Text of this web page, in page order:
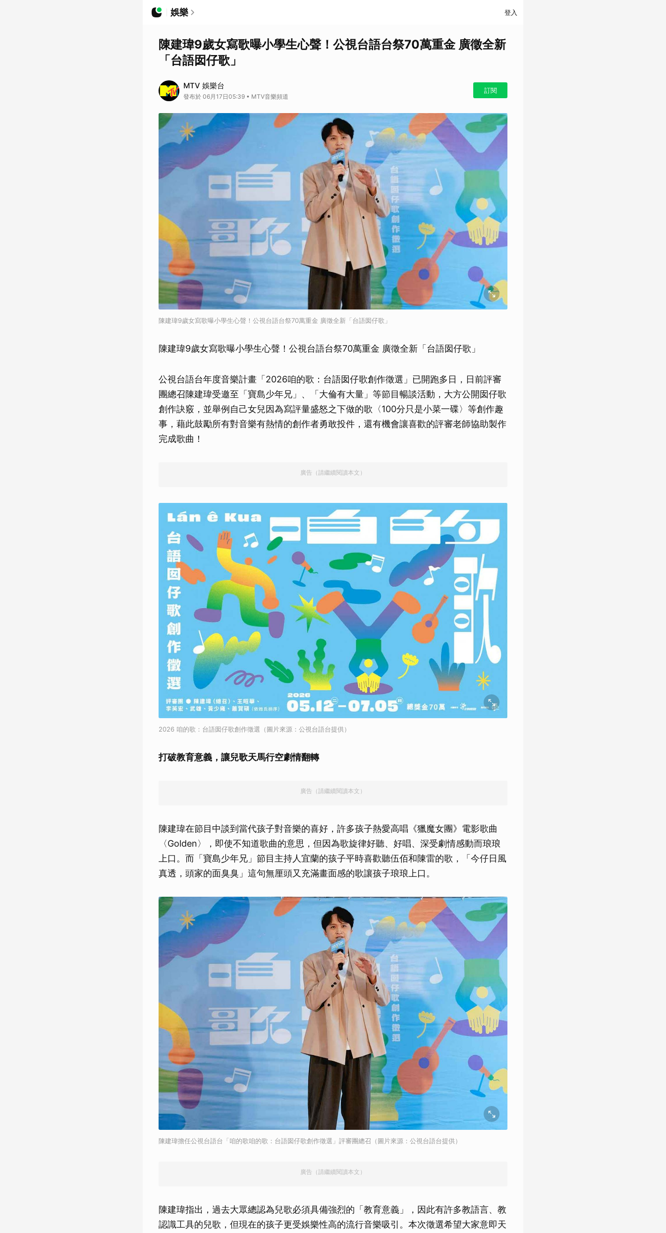
娛樂 登入
陳建瑋9歲女寫歌曝小學生心聲！公視台語台祭70萬重金 廣徵全新
「台語囡仔歌」
MTV 娛樂台
發布於 06月17日05:39 • MTV音樂頻道
訂閱
陳建瑋9歲女寫歌曝小學生心聲！公視台語台祭70萬重金 廣徵全新「台語囡仔歌」
陳建瑋9歲女寫歌曝小學生心聲！公視台語台祭70萬重金 廣徵全新「台語囡仔歌」
公視台語台年度音樂計畫「2026咱的歌：台語囡仔歌創作徵選」已開跑多日，日前評審
團總召陳建瑋受邀至「寶島少年兄」、「大倫有大量」等節目暢談活動，大方公開囡仔歌
創作訣竅，並舉例自己女兒因為寫評量盛怒之下做的歌〈100分只是小菜一碟〉等創作趣
事，藉此鼓勵所有對音樂有熱情的創作者勇敢投件，還有機會讓喜歡的評審老師協助製作
完成歌曲！
廣告（請繼續閱讀本文）
2026 咱的歌：台語囡仔歌創作徵選（圖片來源：公視台語台提供）
打破教育意義，讓兒歌天馬行空劇情翻轉
廣告（請繼續閱讀本文）
陳建瑋在節目中談到當代孩子對音樂的喜好，許多孩子熱愛高唱《獵魔女團》電影歌曲
〈Golden〉，即使不知道歌曲的意思，但因為歌旋律好聽、好唱、深受劇情感動而琅琅
上口。而「寶島少年兄」節目主持人宜蘭的孩子平時喜歡聽伍佰和陳雷的歌，「今仔日風
真透，頭家的面臭臭」這句無厘頭又充滿畫面感的歌讓孩子琅琅上口。
陳建瑋擔任公視台語台「咱的歌咱的歌：台語囡仔歌創作徵選」評審團總召（圖片來源：公視台語台提供）
廣告（請繼續閱讀本文）
陳建瑋指出，過去大眾總認為兒歌必須具備強烈的「教育意義」，因此有許多教語言、教
認識工具的兒歌，但現在的孩子更受娛樂性高的流行音樂吸引。本次徵選希望大家意即天